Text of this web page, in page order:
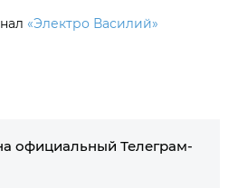
«Электро Василий»
официальный Телеграм-